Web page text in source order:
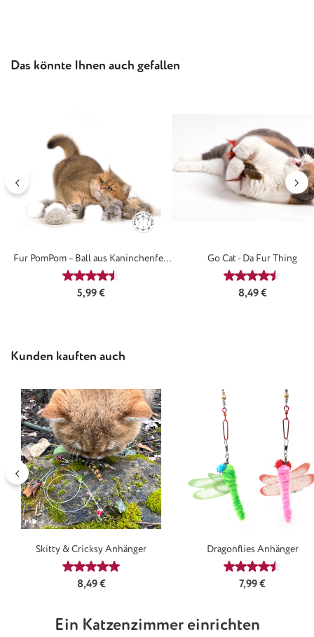
Produktgalerie überspringen
Das könnte Ihnen auch gefallen
Fur PomPom – Ball aus Kaninchenfell
für KatzenDurchschnittliche Bewertung von 4.45 von 5
Regulärer Preis:
5,99 €
Go Cat - Da Fur Thing
Regulärer Preis:
8,49 €
Produktgalerie überspringen
Kunden kauften auch
Skitty & Cricksy Anhänger
Durchschnittliche Bewertung von 5 von 5 Sternen
Regulärer Preis:
8,49 €
Dragonflies Anhänger
Regulärer Preis:
7,99 €
Ein Katzenzimmer einrichten